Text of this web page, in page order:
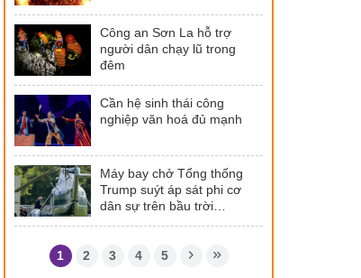
Công an Sơn La hỗ trợ
người dân chạy lũ trong
đêm
Cần hệ sinh thái công
nghiệp văn hoá đủ mạnh
Máy bay chở Tổng thống
Trump suýt áp sát phi cơ
dân sự trên bầu trời
1 2 3 4 5